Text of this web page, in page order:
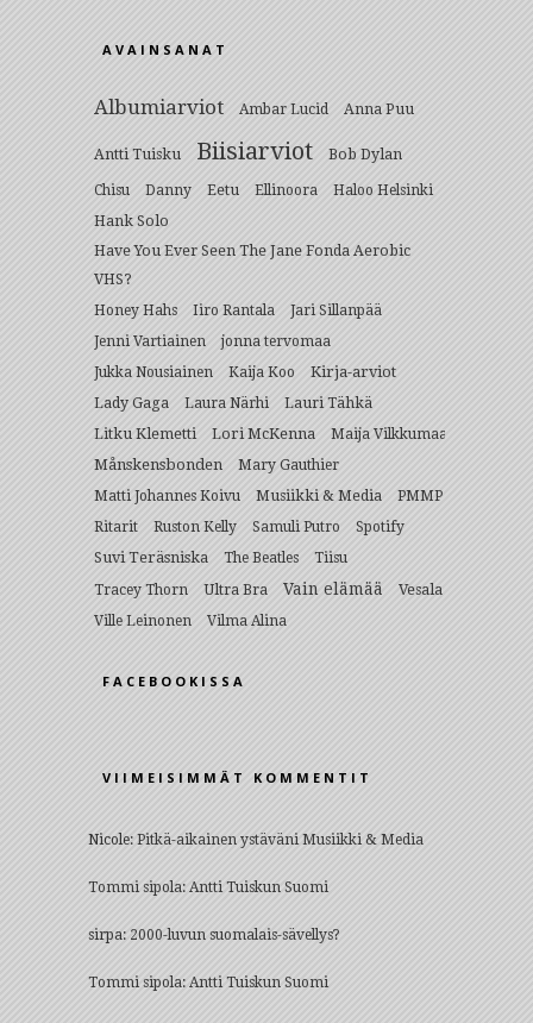
AVAINSANAT
Albumiarviot Ambar Lucid Anna Puu
Antti Tuisku Biisiarviot Bob Dylan
Chisu Danny Eetu Ellinoora Haloo Helsinki
Hank Solo
Have You Ever Seen The Jane Fonda Aerobic
VHS?
Honey Hahs Iiro Rantala
Jari Sillanpää
Jenni Vartiainen
jonna tervomaa
Jukka Nousiainen
Kaija Koo
Kirja-arviot
Lady Gaga
Laura Närhi
Lauri Tähkä
Litku Klemetti
Lori McKenna Maija Vilkkumaa
Månskensbonden
Mary Gauthier
Matti Johannes Koivu
Musiikki & Media
PMMP
Ritarit
Ruston Kelly Samuli Putro Spotify
Suvi Teräsniska The Beatles
Tiisu
Tracey Thorn
Ultra Bra Vain elämää Vesala
Ville Leinonen Vilma Alina
FACEBOOKISSA
VIIMEISIMMÄT KOMMENTIT
Nicole: Pitkä-aikainen ystäväni Musiikki & Media
Tommi sipola: Antti Tuiskun Suomi
sirpa: 2000-luvun suomalais-sävellys?
Tommi sipola: Antti Tuiskun Suomi